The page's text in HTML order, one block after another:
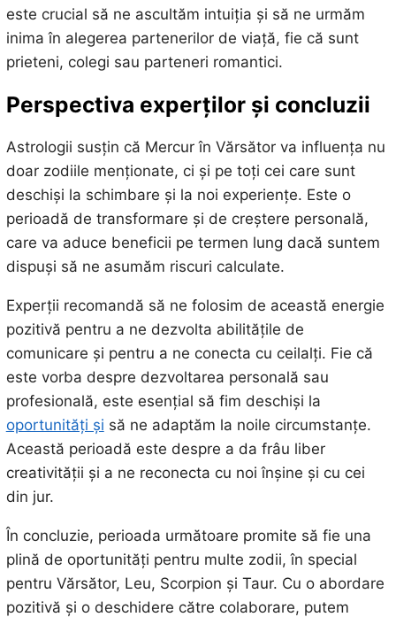
este crucial să ne ascultăm intuiția și să ne urmăm
inima în alegerea partenerilor de viață, fie că sunt
prieteni, colegi sau parteneri romantici.
Perspectiva experților și concluzii
Astrologii susțin că Mercur în Vărsător va influența nu
doar zodiile menționate, ci și pe toți cei care sunt
deschiși la schimbare și la noi experiențe. Este o
perioadă de transformare și de creștere personală,
care va aduce beneficii pe termen lung dacă suntem
dispuși să ne asumăm riscuri calculate.
Experții recomandă să ne folosim de această energie
pozitivă pentru a ne dezvolta abilitățile de
comunicare și pentru a ne conecta cu ceilalți. Fie că
este vorba despre dezvoltarea personală sau
profesională, este esențial să fim deschiși la
oportunități și să ne adaptăm la noile circumstanțe.
Această perioadă este despre a da frâu liber
creativității și a ne reconecta cu noi înșine și cu cei
din jur.
În concluzie, perioada următoare promite să fie una
plină de oportunități pentru multe zodii, în special
pentru Vărsător, Leu, Scorpion și Taur. Cu o abordare
pozitivă și o deschidere către colaborare, putem